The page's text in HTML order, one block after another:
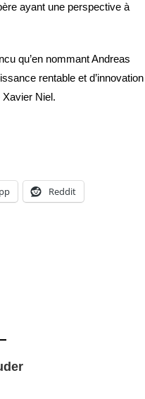
ayant une perspective à
qu’en nommant Andreas
rentable et d’innovation
Niel.
Reddit